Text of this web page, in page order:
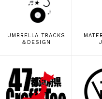
UMBRELLA TRACKS
＆DESIGN